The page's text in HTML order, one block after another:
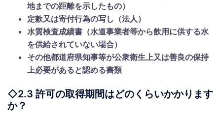
地までの距離を示したもの）
定款又は寄付行為の写し（法人）
水質検査成績書（水道事業者等から飲用に供する水
を供給されていない場合）
その他都道府県知事等が公衆衛生上又は善良の保持
上必要があると認める書類
◇2.3 許可の取得期間はどのくらいかかります
か？